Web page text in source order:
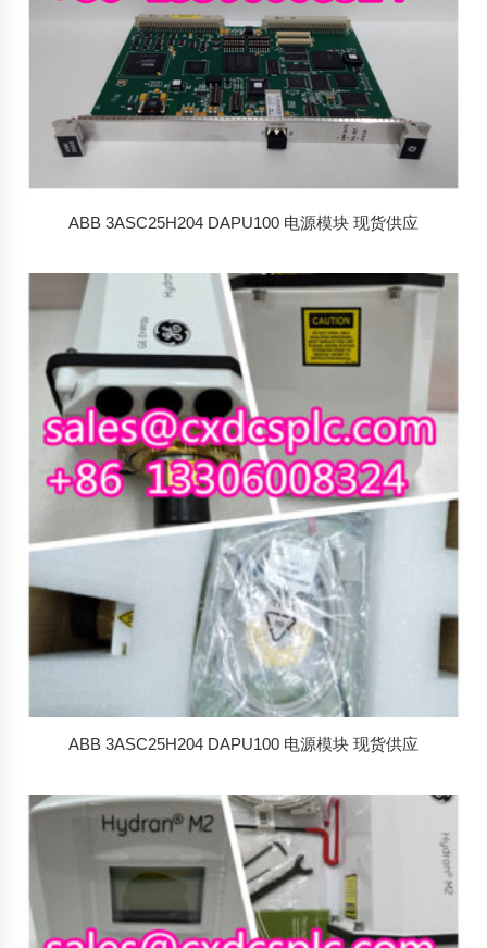
ABB 3ASC25H204 DAPU100 电源模块 现货供应
ABB 3ASC25H204 DAPU100 电源模块 现货供应